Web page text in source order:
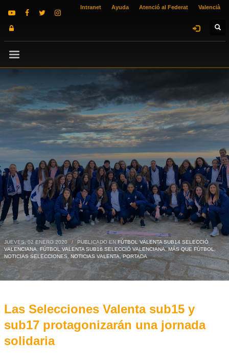
Intranet Ayuda Atenció al Federat Valencià
JUEVES, 02 ENERO 2020 / PUBLICADO EN FÚTBOL VALENTA SUB14 SELECCIÓ
VALENCIANA,FÚTBOL VALENTA SUB16 SELECCIÓ VALENCIANA,MÁS QUE FÚTBOL,
NOTICIAS SELECCIONES
NOTICIAS VALENTA,PORTADA
Las Selecciones Valenta sub15 y
sub17 protagonizarán una jornada
solidaria